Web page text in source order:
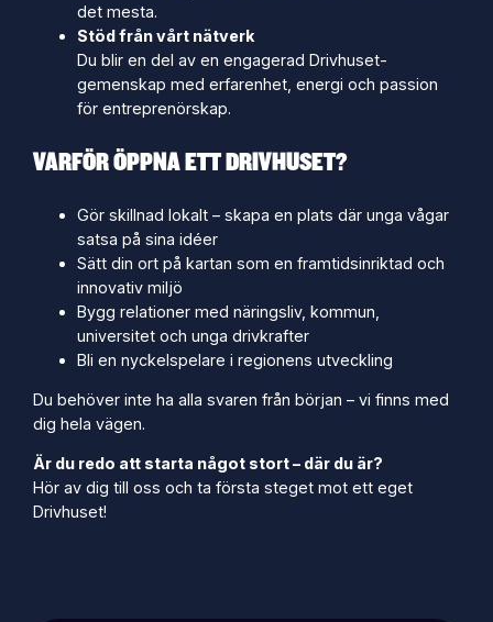
det mesta.
Stöd från vårt nätverk
Du blir en del av en engagerad Drivhuset-
gemenskap med erfarenhet, energi och passion
för entreprenörskap.
VARFÖR ÖPPNA ETT DRIVHUSET?
Gör skillnad lokalt – skapa en plats där unga vågar
satsa på sina idéer
Sätt din ort på kartan som en framtidsinriktad och
innovativ miljö
Bygg relationer med näringsliv, kommun,
universitet och unga drivkrafter
Bli en nyckelspelare i regionens utveckling
Du behöver inte ha alla svaren från början – vi finns med
dig hela vägen.
Är du redo att starta något stort – där du är?
Hör av dig till oss och ta första steget mot ett eget
Drivhuset!